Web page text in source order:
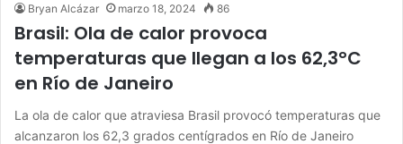
Bryan Alcázar marzo 18, 2024 86
Brasil: Ola de calor provoca
temperaturas que llegan a los 62,3°C
en Río de Janeiro
La ola de calor que atraviesa Brasil provocó temperaturas que
alcanzaron los 62,3 grados centígrados en Río de Janeiro